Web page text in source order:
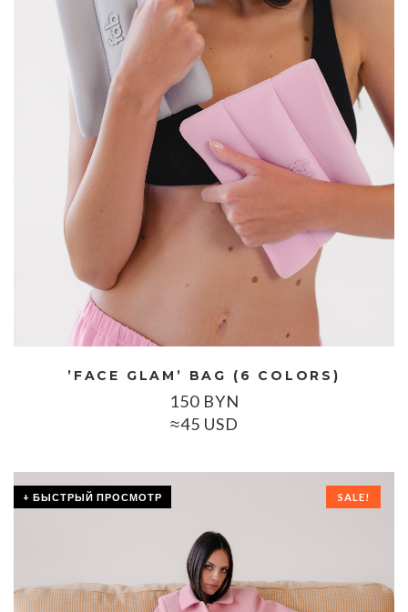
’FACE GLAM’ BAG (6 COLORS)
150BYN
≈45 USD
+ БЫСТРЫЙ ПРОСМОТР SALE!